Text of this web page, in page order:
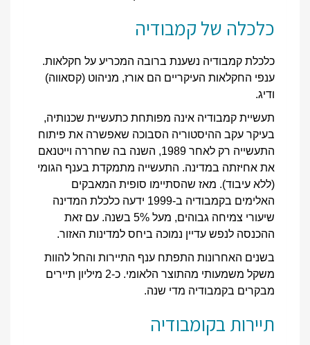
כלכלה של קמבודיה
כלכלת קמבודיה נשענת ברובה המכריע על חקלאות.
ענפי החקלאות העיקריים הם אורז, מניהוט (קסאווה)
ודיג.
תעשיית קמבודיה אינה מפותחת כתעשיית שכנותיה,
בעיקר עקב ההיסטוריה הסבוכה שאפשרה את פיתוח
התעשייה רק לאחר 1989, השנה בה שחררה וייטנאם
את אחיזתה במדינה. התעשייה מתמקדת בענף הגומי
(ללא עיבוד). מאז שהסתיימו סופית המאבקים
האלימים בקמבודיה ב-1999 ידעה כלכלת המדינה
שיעורי צמיחה גבוהים, מעל 5% בשנה. עם זאת
ההכנסה לנפש עדיין נמוכה ביחס למדינות האזור.
בשנים האחרונות התפתח ענף התיירות והחל להוות
משקל משמעותי מהתוצר הלאומי. כ-2 מיליון תיירים
מבקרים בקמבודיה מדי שנה.
תיירות בקומבודיה